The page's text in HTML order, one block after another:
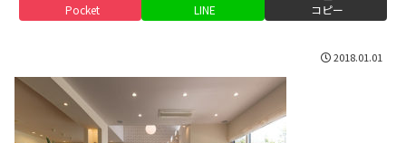
Pocket LINE コピー
2018.01.01